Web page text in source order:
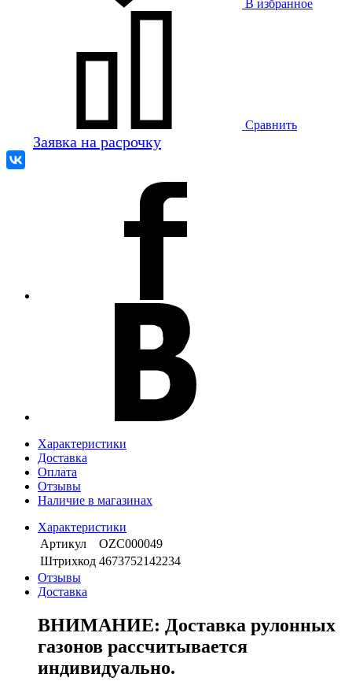
В избранное
Сравнить
Заявка на расрочку
Характеристики
Доставка
Оплата
Отзывы
Наличие в магазинах
Характеристики
Артикул
OZС000049
Штрихкод 4673752142234
Отзывы
Доставка
ВНИМАНИЕ: Доставка рулонных
газонов рассчитывается
индивидуально.